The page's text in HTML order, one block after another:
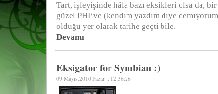
Tart, işleyişinde hâla bazı eksikleri olsa da,
güzel PHP ve (kendim yazdım diye
olduğu yer olarak tarihe geçti bile.
Devamı
Eksigator for Symbian :)
09.Mayıs.2010 Pazar :: 12:36:26